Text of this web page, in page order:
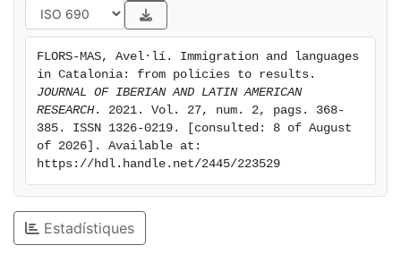
FLORS-MAS, Avel·lí. Immigration and languages
JOURNAL OF IBERIAN AND LATIN AMERICAN
RESEARCH. 2021. Vol. 27, num. 2, pags. 368-
385. ISSN 1326-0219. [consulted: 8 of August
of 2026]. Available at:
https://hdl.handle.net/2445/223529
Estadístiques